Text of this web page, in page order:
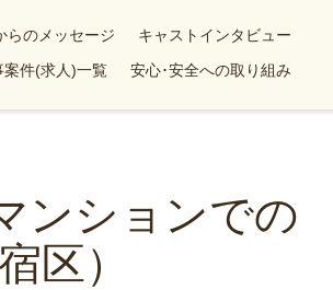
らのメッセージ
キャストインタビュー
案件(求人)一覧 安心･安全への取り組み
ンションでの
区）